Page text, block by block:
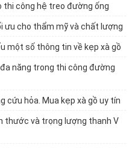
thi công hệ treo đường ống
ưu cho thẩm mỹ và chất lượng
một số thông tin về kẹp xà gồ
đa năng trong thi công đường
cứu hỏa. Mua kẹp xà gồ uy tín
thước và trọng lượng thanh V